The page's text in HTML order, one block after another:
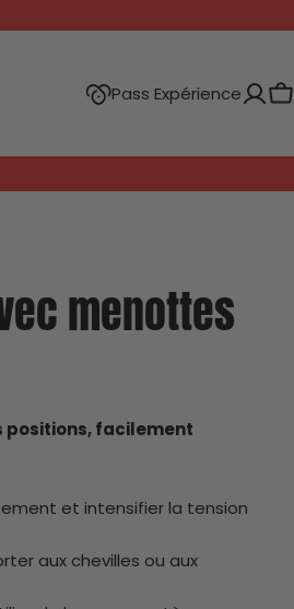
Pass Expérience
menottes
positions, facilement
et intensifier la tension
aux chevilles ou aux